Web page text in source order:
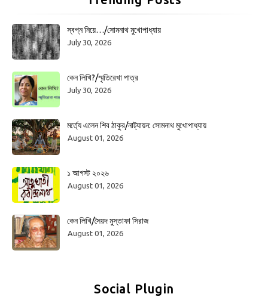
স্বপ্ন নিয়ে…/সোমনাথ মুখোপাধ্যায়
July 30, 2026
কেন লিখি?/স্মৃতিরেখা পাত্র
July 30, 2026
মর্ত্যে এলেন শিব ঠাকুর/নাট্যায়ন: সোমনাথ মুখোপাধ্যায়
August 01, 2026
১ আগস্ট ২০২৬
August 01, 2026
কেন লিখি/সৈয়দ মুস্তাফা সিরাজ
August 01, 2026
Social Plugin